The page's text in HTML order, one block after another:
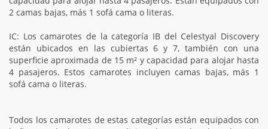
2 camas bajas, más 1 sofá cama o literas.
IC: Los camarotes de la categoría IB del Celestyal Discovery
están ubicados en las cubiertas 6 y 7, también con una
superficie aproximada de 15 m² y capacidad para alojar hasta
4 pasajeros. Estos camarotes incluyen camas bajas, más 1
sofá cama o literas.
Todos los camarotes de estas categorías están equipados con